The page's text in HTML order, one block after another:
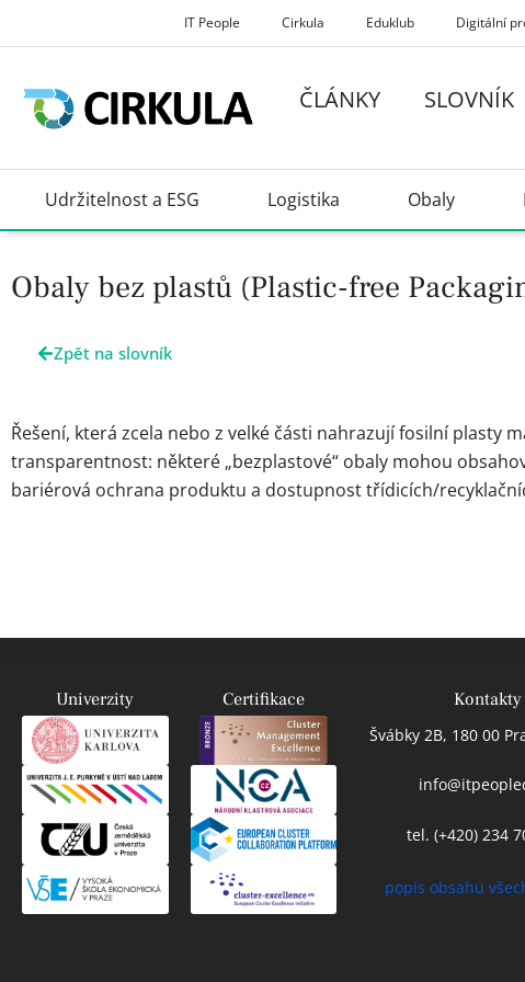
na
IT People Cirkula Eduklub Digitální
ČLÁNKY SLOVNÍK
Udržitelnost a ESG Logistika Obaly
Obaly bez plastů (Plastic-free
Zpět na slovník
Řešení, která zcela nebo z velké části nahrazují fosilní plasty
transparentnost: některé „bezplastové“ obaly mohou
bariérová ochrana produktu a dostupnost třídicích/
Univerzity Certifikace Kontakty
Švábky 2B, 180 00
tel. (+420) 234
popis obsahu